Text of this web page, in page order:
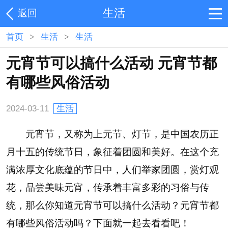
返回 生活
首页 > 生活 > 生活
元宵节可以搞什么活动 元宵节都
有哪些风俗活动
2024-03-11 生活
元宵节，又称为上元节、灯节，是中国农历正
月十五的传统节日，象征着团圆和美好。在这个充
满浓厚文化底蕴的节日中，人们举家团圆，赏灯观
花，品尝美味元宵，传承着丰富多彩的习俗与传
统，那么你知道元宵节可以搞什么活动？元宵节都
有哪些风俗活动吗？下面就一起去看看吧！